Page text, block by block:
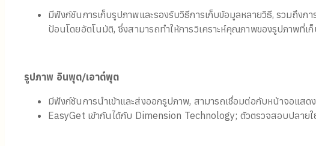
มีฟังก์ชันการเก็บรูปภาพและรองรับวิธีการเก็บข้อมูลหลายวิธี, รวมถึงก
ป้อนโดยอัตโนมัติ, ซึ่งสามารถทำให้การวิเคราะห์คุณภาพของรูปภาพที่เ
รูปภาพ อินพุต/เอาต์พุต
มีฟังก์ชันการนำเข้าและส่งออกรูปภาพ, สามารถเชื่อมต่อกับหน้าจอแ
EasyGet เข้ากันได้กับ Dimension Technology; ตัวตรวจสอบปลาย